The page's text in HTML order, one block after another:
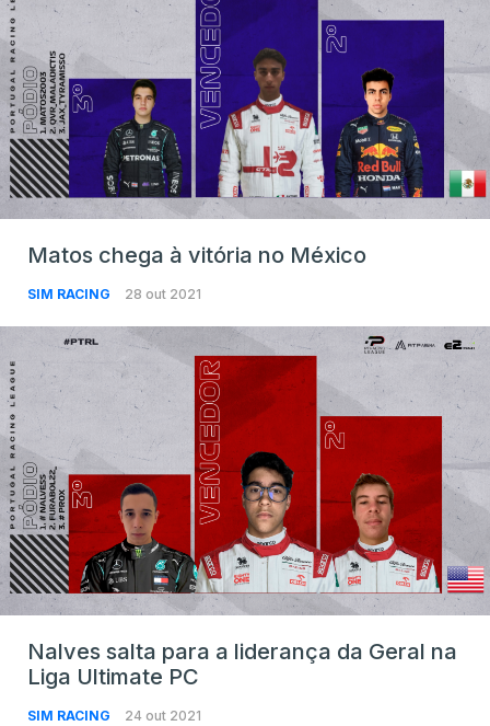
Matos chega à vitória no México
SIM RACING 28 out 2021
Nalves salta para a liderança da Geral na
Liga Ultimate PC
SIM RACING 24 out 2021